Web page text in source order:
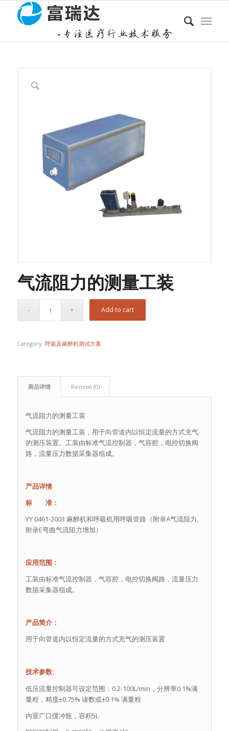
气流阻力的测量工装
Add to cart
Category: 呼吸及麻醉机测试方案
商品详情 Reviews (0)
气流阻力的测量工装
气流阻力的测量工装，用于向管道内以恒定流量的方式充气
的测压装置。工装由标准气流控制器，气容腔，电控切换阀
路，流量压力数据采集器组成。
产品详情
标 准：
YY 0461-2003 麻醉机和呼吸机用呼吸管路（附录A气流阻力,
附录E弯曲气流阻力增加）
应用范围：
工装由标准气流控制器，气容腔，电控切换阀路，流量压力
数据采集器组成。
产品简介：
用于向管道内以恒定流量的方式充气的测压装置
技术参数:
低压流量控制器可设定范围：0.2-100L/min，分辨率0.1%满
量程，精度±0.75% 读数或±0.1% 满量程
内置广口缓冲瓶，容积5L